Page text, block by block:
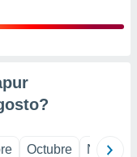
?
Octubre